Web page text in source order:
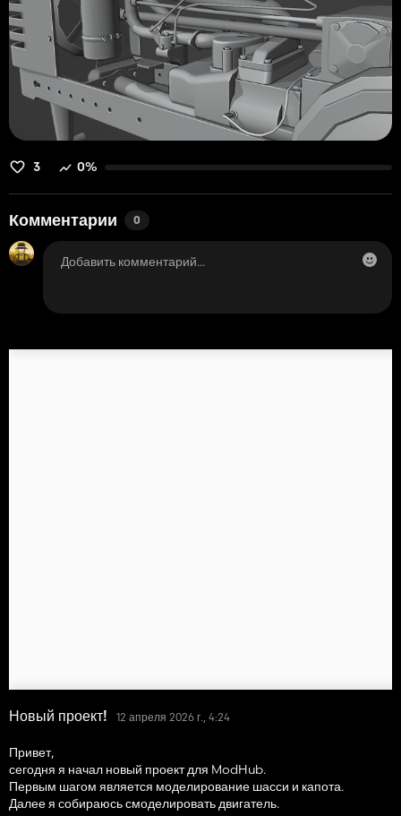
3 0%
Комментарии 0
Новый проект! 12 апреля 2026 г., 4:24
Привет,
сегодня я начал новый проект для ModHub.
Первым шагом является моделирование шасси и капота.
Далее я собираюсь смоделировать двигатель.